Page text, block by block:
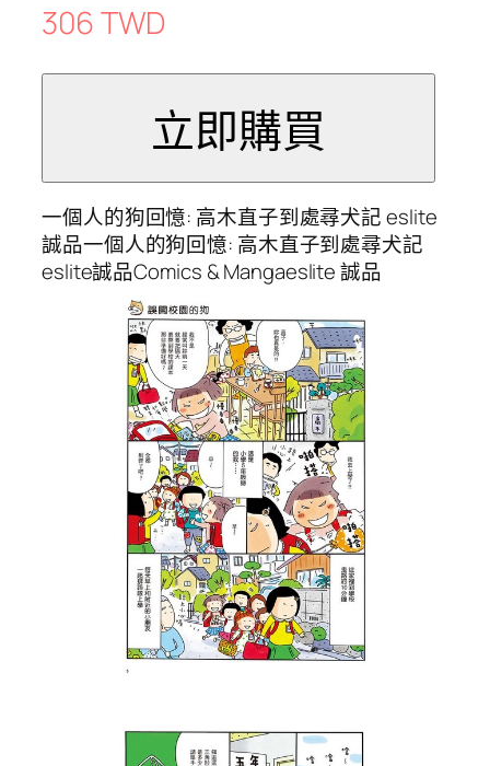
306 TWD
一個人的狗回憶: 高木直子到處尋犬記 eslite
誠品一個人的狗回憶: 高木直子到處尋犬記
eslite誠品Comics & Mangaeslite 誠品